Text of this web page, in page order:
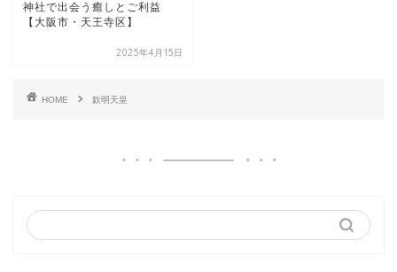
神社で出会う癒しとご利益
【大阪市・天王寺区】
2025年4月15日
HOME 欽明天皇